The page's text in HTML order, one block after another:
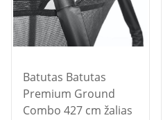
Batutas Batutas
Premium Ground
Combo 427 cm žalias